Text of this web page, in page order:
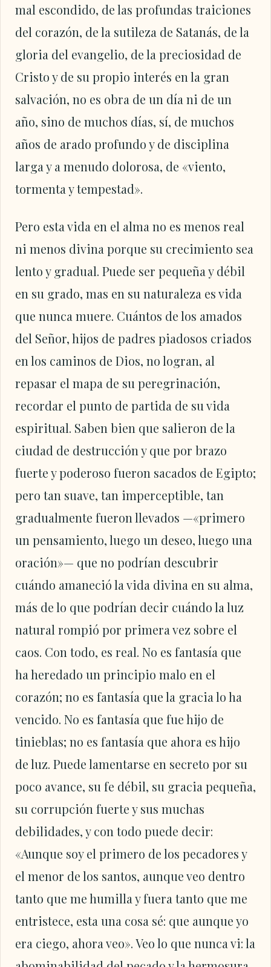
mal escondido, de las profundas traiciones
del corazón, de la sutileza de Satanás, de la
gloria del evangelio, de la preciosidad de
Cristo y de su propio interés en la gran
salvación, no es obra de un día ni de un
año, sino de muchos días, sí, de muchos
años de arado profundo y de disciplina
larga y a menudo dolorosa, de «viento,
tormenta y tempestad».
Pero esta vida en el alma no es menos real
ni menos divina porque su crecimiento sea
lento y gradual. Puede ser pequeña y débil
en su grado, mas en su naturaleza es vida
que nunca muere. Cuántos de los amados
del Señor, hijos de padres piadosos criados
en los caminos de Dios, no logran, al
repasar el mapa de su peregrinación,
recordar el punto de partida de su vida
espiritual. Saben bien que salieron de la
ciudad de destrucción y que por brazo
fuerte y poderoso fueron sacados de Egipto;
pero tan suave, tan imperceptible, tan
gradualmente fueron llevados —«primero
un pensamiento, luego un deseo, luego una
oración»— que no podrían descubrir
cuándo amaneció la vida divina en su alma,
más de lo que podrían decir cuándo la luz
natural rompió por primera vez sobre el
caos. Con todo, es real. No es fantasía que
ha heredado un principio malo en el
corazón; no es fantasía que la gracia lo ha
vencido. No es fantasía que fue hijo de
tinieblas; no es fantasía que ahora es hijo
de luz. Puede lamentarse en secreto por su
poco avance, su fe débil, su gracia pequeña,
su corrupción fuerte y sus muchas
debilidades, y con todo puede decir:
«Aunque soy el primero de los pecadores y
el menor de los santos, aunque veo dentro
tanto que me humilla y fuera tanto que me
entristece, esta una cosa sé: que aunque yo
era ciego, ahora veo». Veo lo que nunca vi: la